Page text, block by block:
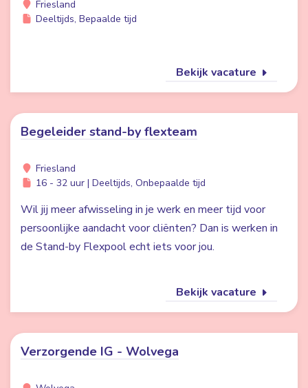
Friesland
Deeltijds, Bepaalde tijd
Bekijk vacature
Begeleider stand-by flexteam
Friesland
16 - 32 uur | Deeltijds, Onbepaalde tijd
Wil jij meer afwisseling in je werk en meer tijd voor
persoonlijke aandacht voor cliënten? Dan is werken in
de Stand-by Flexpool echt iets voor jou.
Bekijk vacature
Verzorgende IG - Wolvega